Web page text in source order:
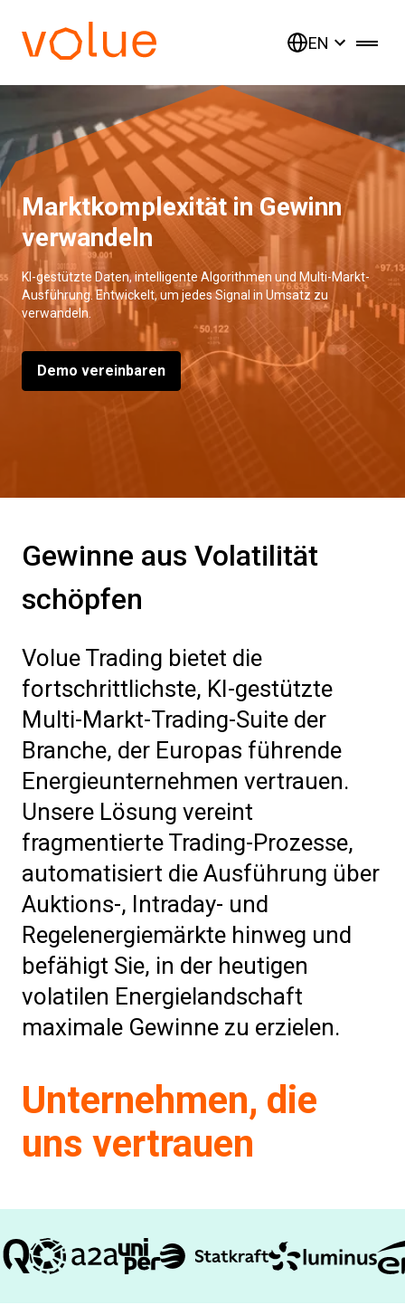
EN
Marktkomplexität in Gewinn
verwandeln
KI-gestützte Daten, intelligente Algorithmen und Multi-Markt-
Ausführung. Entwickelt, um jedes Signal in Umsatz zu
verwandeln.
Demo vereinbaren
Gewinne aus Volatilität
schöpfen
Volue Trading bietet die
fortschrittlichste, KI-gestützte
Multi-Markt-Trading-Suite der
Branche, der Europas führende
Energieunternehmen vertrauen.
Unsere Lösung vereint
fragmentierte Trading-Prozesse,
automatisiert die Ausführung über
Auktions-, Intraday- und
Regelenergiemärkte hinweg und
befähigt Sie, in der heutigen
volatilen Energielandschaft
maximale Gewinne zu erzielen.
Unternehmen, die
uns vertrauen